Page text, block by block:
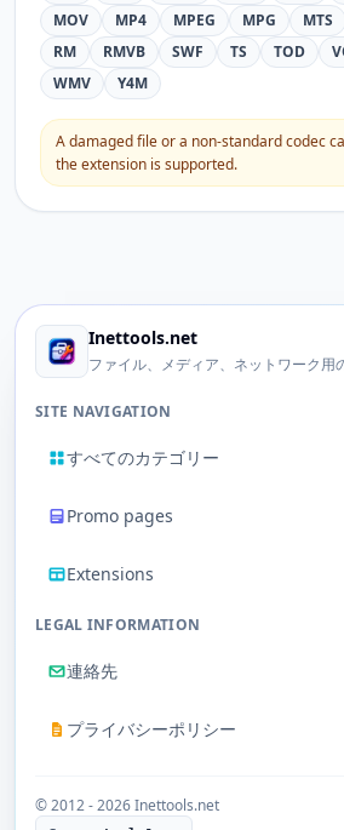
MOV
MP4 MPEG MPG MTS
RM
RMVB SWF TS TOD
WMV
Y4M
A damaged file or a non-standard codec
the extension is supported.
Inettools.net
ファイル、メディア、ネットワーク用
SITE NAVIGATION
すべてのカテゴリー
Promo pages
Extensions
LEGAL INFORMATION
連絡先
プライバシーポリシー
© 2012 - 2026 Inettools.net